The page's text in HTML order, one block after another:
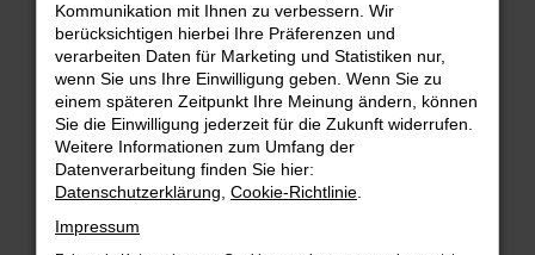
Fehler: Network Error
Beim Laden ist ein Fehler aufgetreten.
Hier sind ein paar Tipps, die dir helfen können:
Überprüfe deine Firewall und deine
Internetverbindung.
Laden andere Webseiten, zum Beispiel deine
Suchmaschine?
Kommunikation mit Ihnen zu verbessern. Wir
berücksichtigen hierbei Ihre Präferenzen und
verarbeiten Daten für Marketing und Statistiken nur,
wenn Sie uns Ihre Einwilligung geben. Wenn Sie zu
einem späteren Zeitpunkt Ihre Meinung ändern, können
Sie die Einwilligung jederzeit für die Zukunft widerrufen.
Weitere Informationen zum Umfang der
Datenverarbeitung finden Sie hier:
Datenschutzerklärung Cookie-Richtlinie
Impressum